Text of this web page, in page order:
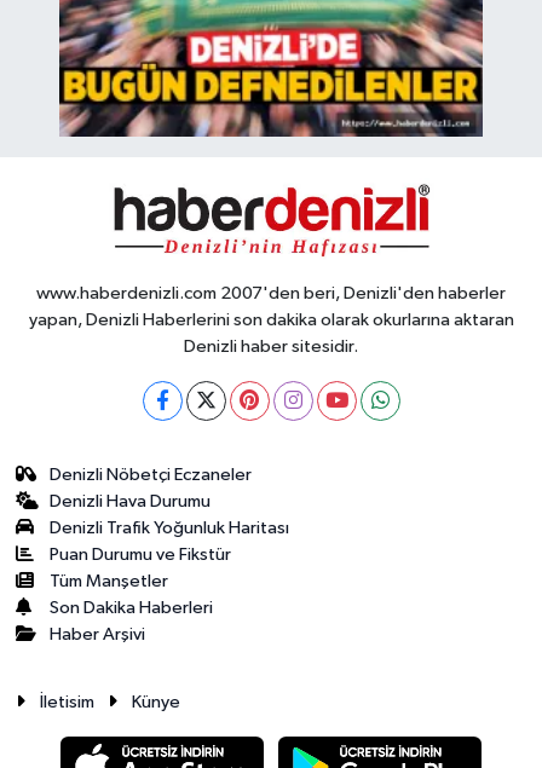
www.haberdenizli.com 2007'den beri, Denizli'den haberler
yapan, Denizli Haberlerini son dakika olarak okurlarına aktaran
Denizli haber sitesidir.
Denizli Nöbetçi Eczaneler
Denizli Hava Durumu
Denizli Trafik Yoğunluk Haritası
Puan Durumu ve Fikstür
Tüm Manşetler
Son Dakika Haberleri
Haber Arşivi
İletisim Künye